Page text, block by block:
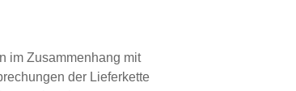
im Zusammenhang mit
der Lieferkette